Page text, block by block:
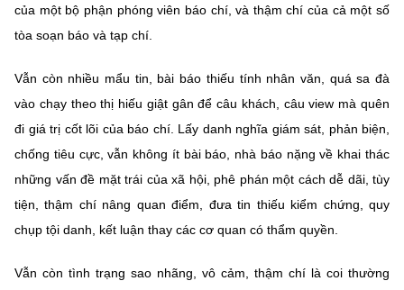
của một bộ phận phóng viên báo chí, và thậm chí của cả một số
tòa soạn báo và tạp chí.
Vẫn còn nhiều mẩu tin, bài báo thiếu tính nhân văn, quá sa đà
vào chạy theo thị hiếu giật gân để câu khách, câu view mà quên
đi giá trị cốt lõi của báo chí. Lấy danh nghĩa giám sát, phản biện,
chống tiêu cực, vẫn không ít bài báo, nhà báo nặng về khai thác
những vấn đề mặt trái của xã hội, phê phán một cách dễ dãi, tùy
tiện, thậm chí nâng quan điểm, đưa tin thiếu kiểm chứng, quy
chụp tội danh, kết luận thay các cơ quan có thẩm quyền.
Vẫn còn tình trạng sao nhãng, vô cảm, thậm chí là coi thường